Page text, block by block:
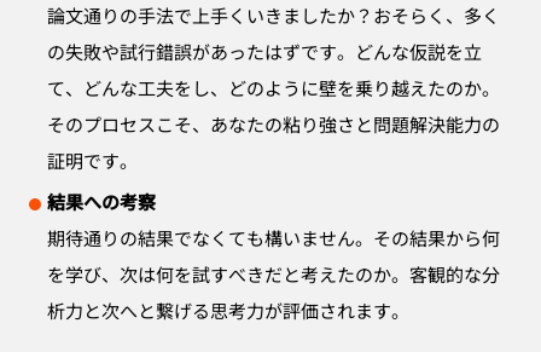
論文通りの手法で上手くいきましたか？おそらく、多く
の失敗や試行錯誤があったはずです。どんな仮説を立
て、どんな工夫をし、どのように壁を乗り越えたのか。
そのプロセスこそ、あなたの粘り強さと問題解決能力の
証明です。
結果への考察
期待通りの結果でなくても構いません。その結果から何
を学び、次は何を試すべきだと考えたのか。客観的な分
析力と次へと繋げる思考力が評価されます。